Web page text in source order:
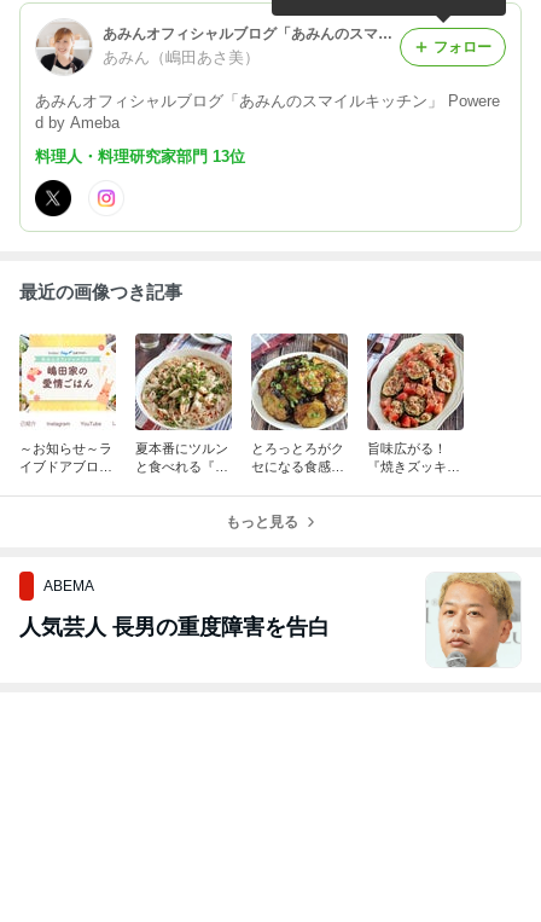
あみんオフィシャルブログ「あみんのスマイルキッチン」 Powered by Ameba
あみん（嶋田あさ美）
あみんオフィシャルブログ「あみんのスマイルキッチン」 Powere
d by Ameba
フォロー
料理人・料理研究家部門 13位
最近の画像つき記事
～お知らせ～ラ
イブドアブログ
夏本番にツルン
と食べれる『さ
とろっとろがク
セになる食感！
甘酢照り焼き』
旨味広がる！
『焼きズッキー
もっと見る
ABEMA
人気芸人 長男の重度障害を告白